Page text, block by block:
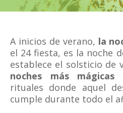
A inicios de verano, la
el 24 fiesta, es la noche
establece el solsticio de
noches más
rituales donde aquel
cumple durante todo el